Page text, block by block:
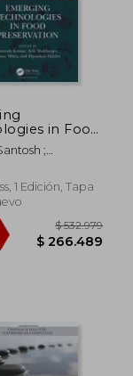
in Food
(en
;
1 Edición, Tapa